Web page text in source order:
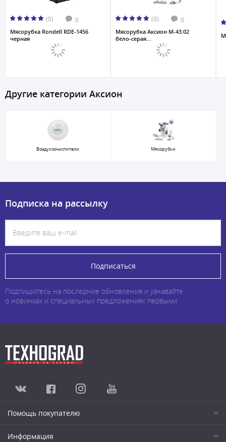
(0) 0
Мясорубка Rondell RDE-1456
черная
(0) 0
Мясорубка Аксион M-43.02
бело-серая...
Другие категории Аксион
Воздухоочистители Мясорубки
Подписка на рассылку
Подписаться
Подпишитесь на последние обновления и узнавайте
о новинках и специальных предложениях первыми
Помощь покупателю
Информация